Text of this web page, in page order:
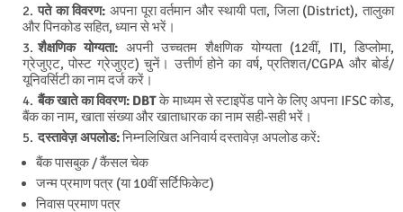
पते का विवरण: अपना पूरा वर्तमान और स्थायी पता, जिला (District), तालुका
और पिनकोड सहित, ध्यान से भरें।
शैक्षणिक योग्यता: अपनी उच्चतम शैक्षणिक योग्यता (12वीं, ITI, डिप्लोमा,
ग्रेजुएट, पोस्ट ग्रेजुएट) चुनें। उत्तीर्ण होने का वर्ष, प्रतिशत/CGPA और बोर्ड/
यूनिवर्सिटी का नाम दर्ज करें।
बैंक खाते का विवरण: DBTके माध्यम से स्टाइपेंड पाने के लिए अपना IFSC कोड,
बैंक का नाम, खाता संख्या और खाताधारक का नाम सही-सही भरें।
दस्तावेज़ अपलोड:निम्नलिखित अनिवार्य दस्तावेज़ अपलोड करें:
बैंक पासबुक / कैंसल चेक
जन्म प्रमाण पत्र (या 10वीं सर्टिफिकेट)
निवास प्रमाण पत्र